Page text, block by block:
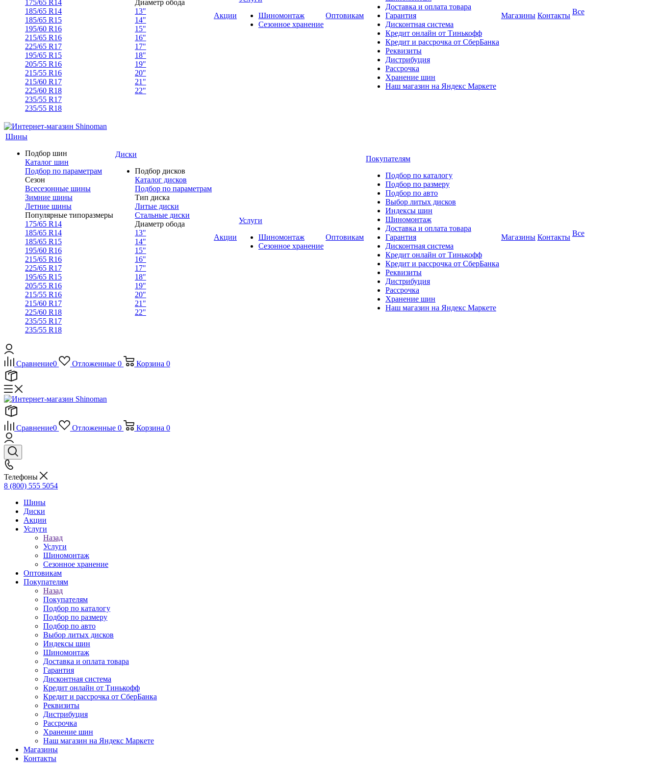
175/65 R14
185/65 R14
185/65 R15
195/60 R16
215/65 R16
225/65 R17
195/65 R15
205/55 R16
215/55 R16
215/60 R17
225/60 R18
235/55 R17
235/55 R18
Диаметр обода
13"
14"
15"
16"
17"
18"
19"
20"
21"
22"
Акции
Шиномонтаж
Сезонное хранение
Оптовикам
Доставка и оплата товара
Гарантия
Дисконтная система
Кредит онлайн от Тинькофф
Кредит и рассрочка от СберБанка
Реквизиты
Дистрибуция
Рассрочка
Хранение шин
Наш магазин на Яндекс Маркете
Магазины Контакты Все
Шины
Подбор шин
Каталог шин
Подбор по параметрам
Сезон
Всесезонные шины
Зимние шины
Летние шины
Популярные типоразмеры
175/65 R14
185/65 R14
185/65 R15
195/60 R16
215/65 R16
225/65 R17
195/65 R15
205/55 R16
215/55 R16
215/60 R17
225/60 R18
235/55 R17
235/55 R18
Диски
Подбор дисков
Каталог дисков
Подбор по параметрам
Тип диска
Литые диски
Стальные диски
Диаметр обода
13"
14"
15"
16"
17"
18"
19"
20"
21"
22"
Акции
Услуги
Шиномонтаж
Сезонное хранение
Оптовикам
Покупателям
Подбор по каталогу
Подбор по размеру
Подбор по авто
Выбор литых дисков
Индексы шин
Шиномонтаж
Доставка и оплата товара
Гарантия
Дисконтная система
Кредит онлайн от Тинькофф
Кредит и рассрочка от СберБанка
Реквизиты
Дистрибуция
Рассрочка
Хранение шин
Наш магазин на Яндекс Маркете
Магазины Контакты Все
Сравнение0 Отложенные 0 Корзина 0
Сравнение0 Отложенные 0 Корзина 0
Телефоны
8 (800) 555 5054
Шины
Диски
Акции
Услуги
Назад
Услуги
Шиномонтаж
Сезонное хранение
Оптовикам
Покупателям
Назад
Покупателям
Подбор по каталогу
Подбор по размеру
Подбор по авто
Выбор литых дисков
Индексы шин
Шиномонтаж
Доставка и оплата товара
Гарантия
Дисконтная система
Кредит онлайн от Тинькофф
Кредит и рассрочка от СберБанка
Реквизиты
Дистрибуция
Рассрочка
Хранение шин
Наш магазин на Яндекс Маркете
Магазины
Контакты